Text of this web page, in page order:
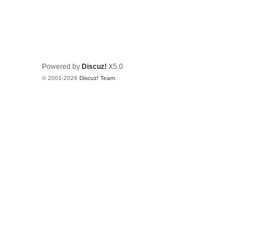
Powered by Discuz! X5.0
© 2001-2026 Discuz! Team